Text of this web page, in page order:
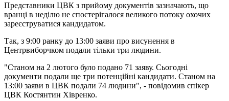
Представники ЦВК з прийому документів зазначають, що
вранці в неділю не спостерігалося великого потоку охочих
зареєструватися кандидатом.
Так, з 9:00 ранку до 13:00 заяви про висунення в
Центрвиборчком подали тільки три людини.
"Станом на 2 лютого було подано 71 заяву. Сьогодні
документи подали ще три потенційні кандидати. Станом на
13:00 заяви в ЦВК подали 74 людини", - повідомив спікер
ЦВК Костянтин Хівренко.